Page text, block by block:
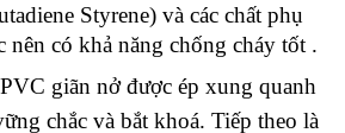
Styrene) và các chất phụ
nên có khả năng chống cháy tốt .
giãn nở được ép xung quanh
chắc và bắt khoá. Tiếp theo là